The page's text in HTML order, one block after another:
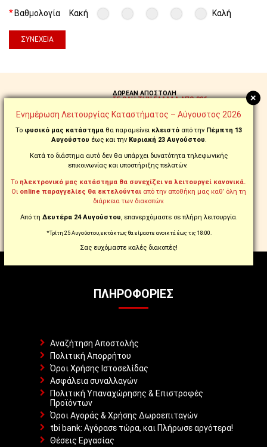
Βαθμολογία Κακή Καλή
ΣΥΝΈΧΕΙΑ
ΔΩΡΕΑΝ ΑΠΟΣΤΟΛΗ
ΣΕ ΟΛΗ ΤΗΝ ΕΛΛΑΔΑ ΑΠΟ 99€
FREE
ΠΑΡΑΓΓΕΙΛΤΕ ΚΑΙ
ΤΗΛΕΦΩΝΙΚΑ ΣΤΟ
210.5769.200
ΔΙΚΑΙΩΜΑ ΕΠΙΣΤΡΟΦΗΣ
ΣΕ ΕΩΣ 14 ΗΜΕΡΕΣ!
ΔΟΣΕΙΣ ΜΕ ΕΥΕΛΙΞΙΑ
ΕΩΣ 18 ΑΤΟΚΕΣ ΜΕ ΠΙΣΤΩΤΙΚΗ
ΠΛΗΡΟΦΟΡΊΕΣ
Αναζήτηση Αποστολής
Πολιτική Απορρήτου
Όροι Χρήσης Ιστοσελίδας
Ασφάλεια συναλλαγών
Πολιτική Υπαναχώρησης & Επιστροφές
Προϊόντων
Όροι Αγοράς & Χρήσης Δωροεπιταγών
tbi bank: Αγόρασε τώρα, και Πλήρωσε αργότερα!
Θέσεις Εργασίας
+
Ενημέρωση Λειτουργίας Καταστήματος – Αύγουστος 2026
Το φυσικό μας κατάστημα θα παραμείνει κλειστό από την Πέμπτη 13
Αυγούστου έως και τηνΚυριακή 23 Αυγούστου.
Κατά το διάστημα αυτό δεν θα υπάρχει δυνατότητα τηλεφωνικής
επικοινωνίας και υποστήριξης πελατών.
Το ηλεκτρονικό μας κατάστημα θα συνεχίζει να λειτουργεί κανονικά.
Οι online παραγγελίες θα εκτελούνται από την αποθήκη μας καθ’ όλη τη
διάρκεια των διακοπών.
Από τη Δευτέρα 24 Αυγούστου, επανερχόμαστε σε πλήρη λειτουργία.
*Τρίτη 25 Αυγούστου, εκτάκτως θα είμαστε ανοικτά έως τις 18:00.
Σας ευχόμαστε καλές διακοπές!